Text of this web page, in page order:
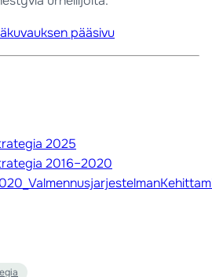
pääsivu
2025
2016–2020